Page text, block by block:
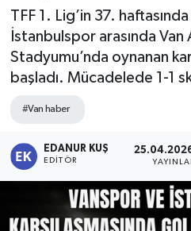
TFF 1. Lig’in 37.
İstanbulspor arasında
Stadyumu’nda oynanan
başladı. Mücadelede 1-1
#Van haber
EDANUR KUŞ
EDITÖR
Haber Arşivi